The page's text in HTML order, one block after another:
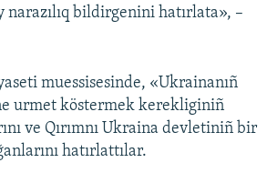
bildirgenini hatırlata», –
muessisesinde, «Ukrainanıñ
urmet köstermek kerekliginiñ
ve Qırımnı Ukraina devletiniñ bir
hatırlattılar.